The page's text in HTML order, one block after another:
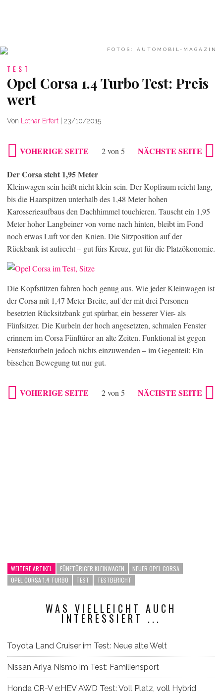
FOTOS: AUTOMOBIL-MAGAZIN
TEST
Opel Corsa 1.4 Turbo Test: Preis
wert
Von Lothar Erfert 23/10/2015
VOHERIGE SEITE 2 von 5 NÄCHSTE SEITE
Der Corsa steht 1,95 Meter
Kleinwagen sein heißt nicht klein sein. Der Kopfraum reicht lang,
bis die Haarspitzen unterhalb des 1,48 Meter hohen
Karosserieaufbaus den Dachhimmel touchieren. Tauscht ein 1,95
Meter hoher Langbeiner von vorne nach hinten, bleibt im Fond
noch etwas Luft vor den Knien. Die Sitzposition auf der
Rückbank ist aufrecht – gut fürs Kreuz, gut für die Platzökonomie.
Die Kopfstützen fahren hoch genug aus. Wie jeder Kleinwagen ist
der Corsa mit 1,47 Meter Breite, auf der mit drei Personen
besetzten Rücksitzbank gut spürbar, ein besserer Vier- als
Fünfsitzer. Die Kurbeln der hoch angesetzten, schmalen Fenster
erinnern im Corsa Fünftürer an alte Zeiten. Funktional ist gegen
Fensterkurbeln jedoch nichts einzuwenden – im Gegenteil: Ein
bisschen Bewegung tut nur gut.
VOHERIGE SEITE 2 von 5 NÄCHSTE SEITE
WEITERE ARTIKEL FÜNFTÜRIGER KLEINWAGEN
NEUER OPEL CORSA
OPEL CORSA 1.4 TURBO
TEST TESTBERICHT
WAS VIELLEICHT AUCH
INTERESSIERT ...
Toyota Land Cruiser im Test: Neue alte Welt
Nissan Ariya Nismo im Test: Familiensport
Honda CR-V e:HEV AWD Test: Voll Platz, voll Hybrid